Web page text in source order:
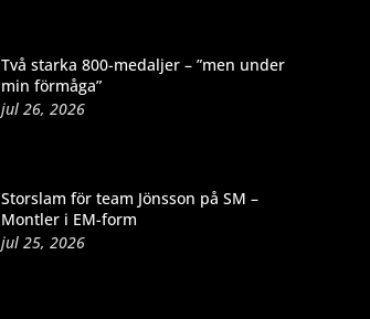
Två starka 800-medaljer – ”men under
min förmåga”
jul 26, 2026
Storslam för team Jönsson på SM –
Montler i EM-form
jul 25, 2026